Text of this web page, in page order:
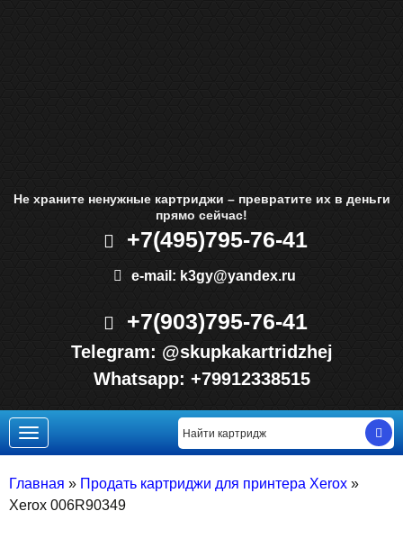
Не храните ненужные картриджи – превратите их в деньги
прямо сейчас!
+7(495)795-76-41
e-mail: k3gy@yandex.ru
+7(903)795-76-41
Telegram: @skupkakartridzhej
Whatsapp: +79912338515
Toggle
navigation
Главная » Продать картриджи для принтера Xerox »
Xerox 006R90349